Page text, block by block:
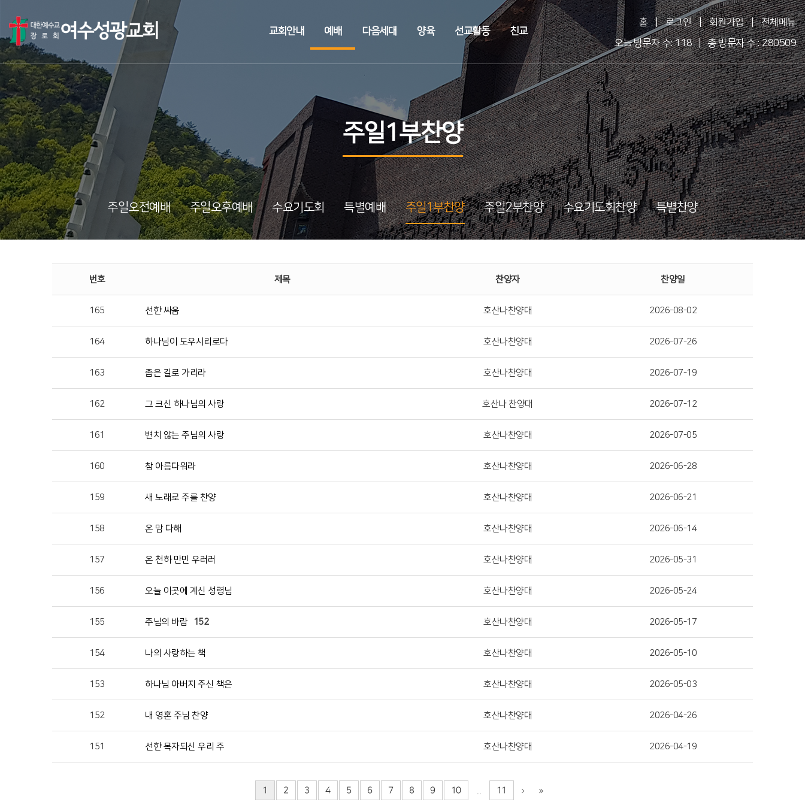
오늘 방문자 수: 118 | 총 방문자 수 : 280509
홈 | 로그인 | 회원가입 |
전체메뉴
교회안내
예배 다음세대 양육 선교활동 친교
주일1부찬양
주일오전예배 주일오후예배 수요기도회 특별예배 주일1부찬양 주일2부찬양 수요기도회찬양 특별찬양
번호 제목 찬양자 찬양일
165 선한 싸움 호산나찬양대 2026-08-02
164 하나님이 도우시리로다 호산나찬양대 2026-07-26
163 좁은 길로 가리라 호산나찬양대 2026-07-19
162 그 크신 하나님의 사랑 호산나 찬양대 2026-07-12
161 변치 않는 주님의 사랑 호산나찬양대 2026-07-05
160 참 아름다워라 호산나찬양대 2026-06-28
159 새 노래로 주를 찬양 호산나찬양대 2026-06-21
158 온 맘 다해 호산나찬양대 2026-06-14
157 온 천하 만민 우러러 호산나찬양대 2026-05-31
156 오늘 이곳에 계신 성령님 호산나찬양대 2026-05-24
155 주님의 바람 152 호산나찬양대 2026-05-17
154 나의 사랑하는 책 호산나찬양대 2026-05-10
153 하나님 아버지 주신 책은 호산나찬양대 2026-05-03
152 내 영혼 주님 찬양 호산나찬양대 2026-04-26
151 선한 목자되신 우리 주 호산나찬양대 2026-04-19
1 2 3 4 5 6 7 8 9 10 11